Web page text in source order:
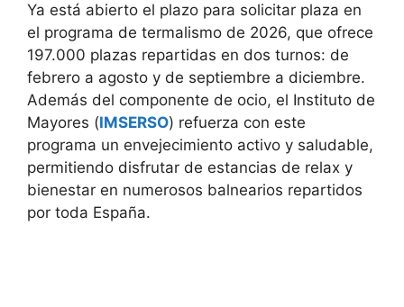
Ya está abierto el plazo para solicitar plaza en
el programa de termalismo de 2026, que ofrece
197.000 plazas repartidas en dos turnos: de
febrero a agosto y de septiembre a diciembre.
Además del componente de ocio, el Instituto de
Mayores (IMSERSO) refuerza con este
programa un envejecimiento activo y saludable,
permitiendo disfrutar de estancias de relax y
bienestar en numerosos balnearios repartidos
por toda España.